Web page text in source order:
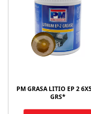
PM GRASA LITIO EP 2
GRS*